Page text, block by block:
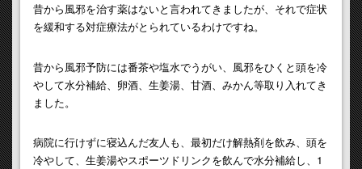
昔から風邪を治す薬はないと言われてきましたが、それで症状
を緩和する対症療法がとられているわけですね。
昔から風邪予防には番茶や塩水でうがい、風邪をひくと頭を冷
やして水分補給、卵酒、生姜湯、甘酒、みかん等取り入れてき
ました。
病院に行けずに寝込んだ友人も、最初だけ解熱剤を飲み、頭を
冷やして、生姜湯やスポーツドリンクを飲んで水分補給し、1